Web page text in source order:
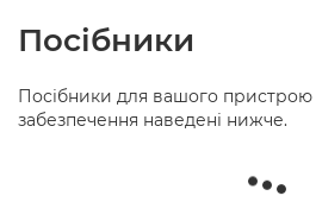
Посібники
Посібники для вашого
забезпечення наведені нижче.